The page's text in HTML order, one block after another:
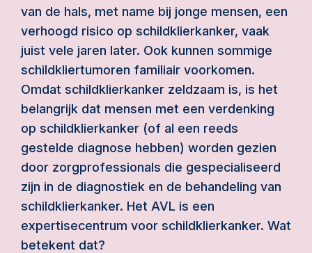
van de hals, met name bij jonge mensen, een
verhoogd risico op schildklierkanker, vaak
juist vele jaren later. Ook kunnen sommige
schildkliertumoren familiair voorkomen.
Omdat schildklierkanker zeldzaam is, is het
belangrijk dat mensen met een verdenking
op schildklierkanker (of al een reeds
gestelde diagnose hebben) worden gezien
door zorgprofessionals die gespecialiseerd
zijn in de diagnostiek en de behandeling van
schildklierkanker. Het AVL is een
expertisecentrum voor schildklierkanker. Wat
betekent dat?